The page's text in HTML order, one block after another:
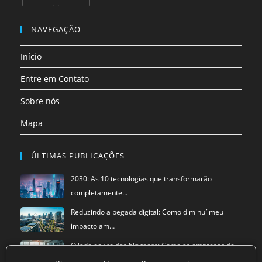
uma
aba
uma
aba
em
uma
nova
aba
em
uma
aba
NAVEGAÇÃO
Início
Entre em Contato
Sobre nós
Mapa
ÚLTIMAS PUBLICAÇÕES
2030: As 10 tecnologias que transformarão
completamente…
Reduzindo a pegada digital: Como diminuí meu
impacto am…
O lado oculto das big techs: Como as empresas de